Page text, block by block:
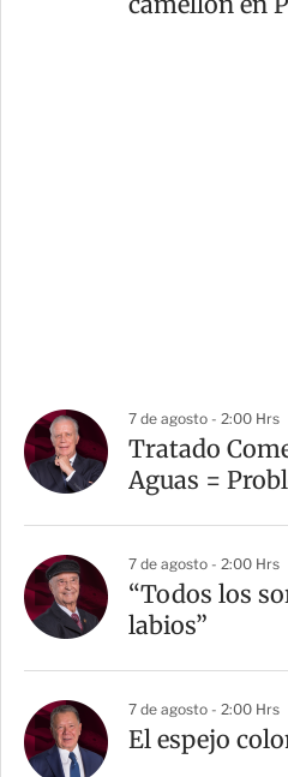
7 de agosto - 2:00 Hrs
Tratado
Aguas =
7 de agosto - 2:00 Hrs
“Todos los
labios”
7 de agosto - 2:00 Hrs
El espejo